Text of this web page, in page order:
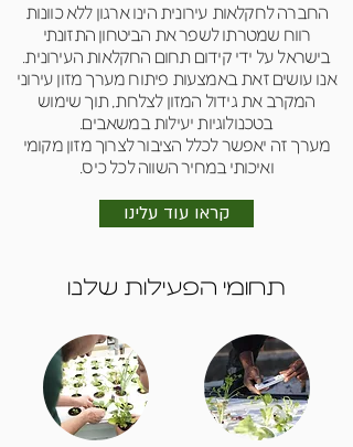
החברה לחקלאות עירונית הינו ארגון ללא כוונות
רווח שמטרתו לשפר את הביטחון התזונתי
בישראל על ידי קידום תחום החקלאות העירונית.
אנו עושים זאת באמצעות פיתוח מערך מזון עירוני
המקרב את גידול המזון לצלחת, תוך שימוש
בטכנולוגיות יעילות במשאבים.
מערך זה יאפשר לכלל הציבור לצרוך מזון מקומי
ואיכותי במחיר השווה לכל כיס.
קראו עוד עלינו
תחומי הפעילות שלנו